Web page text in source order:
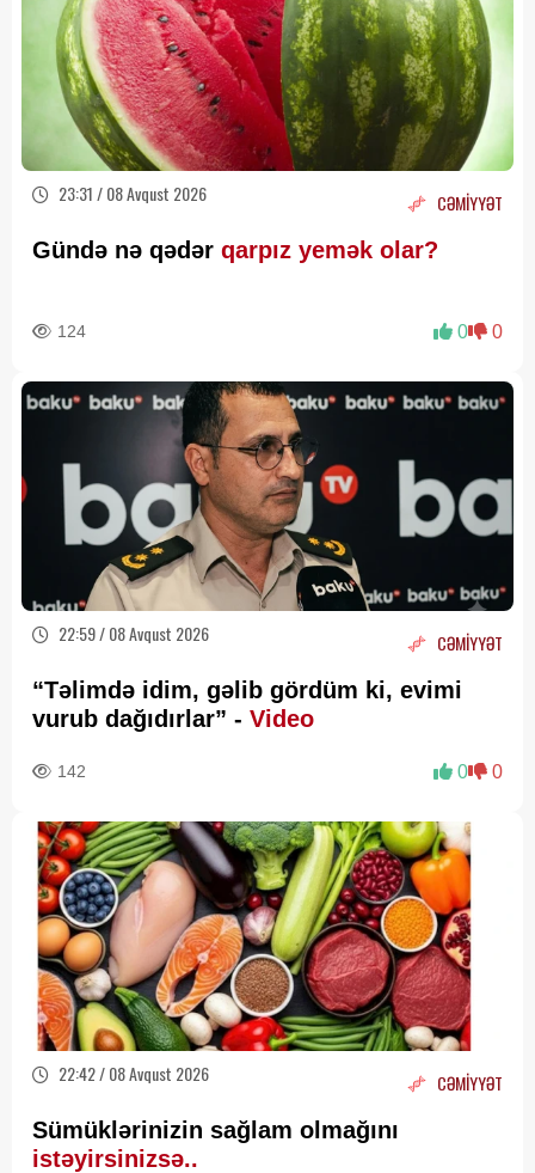
23:31 / 08 Avqust 2026 CƏMİYYƏT
Gündə nə qədər qarpız yemək olar?
124 0 0
22:59 / 08 Avqust 2026 CƏMİYYƏT
“Təlimdə idim, gəlib gördüm ki, evimi
vurub dağıdırlar” - Video
142 0 0
22:42 / 08 Avqust 2026 CƏMİYYƏT
Sümüklərinizin sağlam olmağını
istəyirsinizsə..